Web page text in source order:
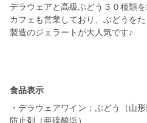
デラウェアと高級ぶどう３０種類を
カフェも営業しており、ぶどうを
製造のジェラートが大人気です♪
食品表示
・デラウェアワイン：ぶどう（山
防止剤（亜硫酸塩）